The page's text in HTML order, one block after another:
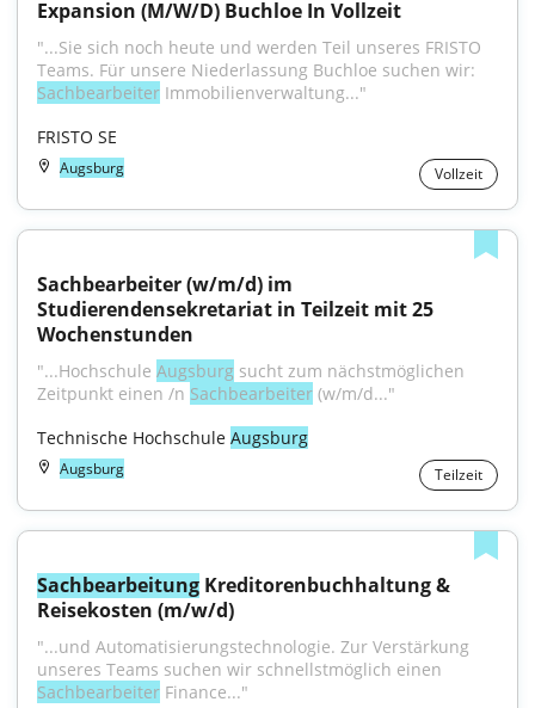
Expansion (M/W/D) Buchloe In Vollzeit
"...Sie sich noch heute und werden Teil unseres FRISTO
Sachbearbeiter Immobilienverwaltung..."
FRISTO SE
Augsburg Vollzeit
Sachbearbeiter (w/m/d) im
Studierendensekretariat in Teilzeit mit 25
Wochenstunden
"...Hochschule Augsburg sucht zum nächstmöglichen
Zeitpunkt einen /n Sachbearbeiter (w/m/d..."
Technische Hochschule Augsburg
Augsburg Teilzeit
Sachbearbeitung Kreditorenbuchhaltung &
Reisekosten (m/w/d)
"...und Automatisierungstechnologie. Zur Verstärkung
Sachbearbeiter Finance..."